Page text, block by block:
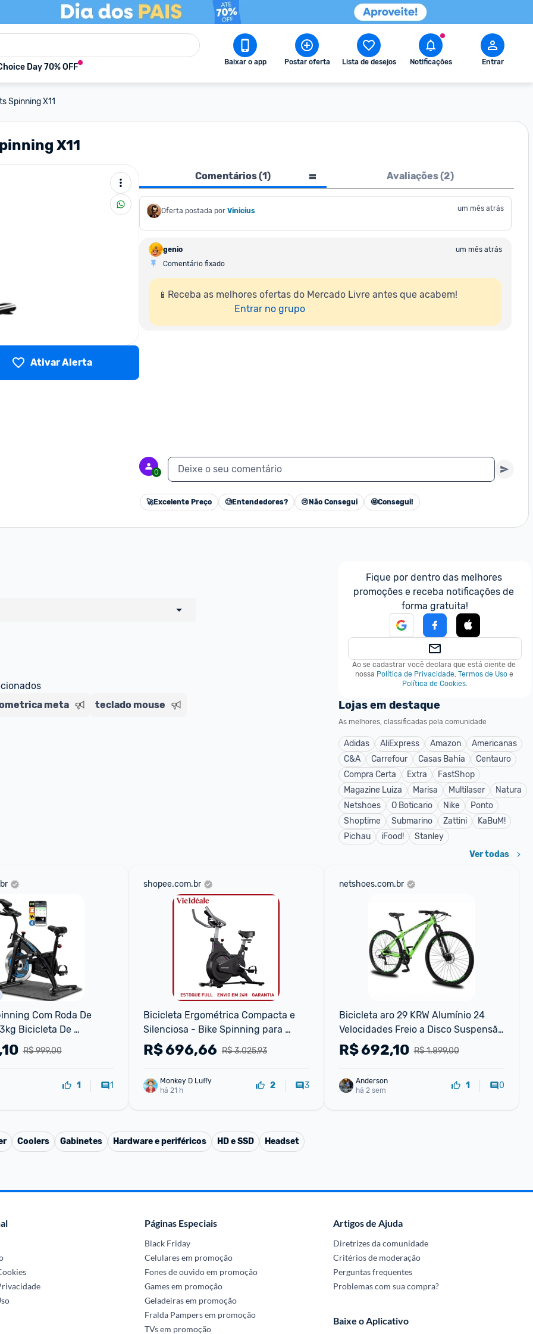
Day 70% OFF Baixar o app Postar oferta Lista de desejos Notificações Entrar
Spinning X11
X11
Ativar Alerta
Comentários (1) Avaliações (2)
Oferta postada por Vinicius um mês atrás
genio
um mês atrás
Comentário fixado
📱Receba as melhores ofertas do Mercado Livre antes que acabem!
Entrar no grupo
0 Deixe o seu comentário
🚀Excelente Preço 🧐Entendedores? 😢 Não Consegui 🤩Consegui!
um marketplace, nós indicamos no
sinalizamos através da tag
meta teclado mouse
Fique por dentro das melhores
promoções e receba notificações de
forma gratuita!
Ao se cadastrar você declara que está ciente de
nossa Política de Privacidade, Termos de Uso e
Política de Cookies.
Lojas em destaque
As melhores, classificadas pela comunidade
Adidas AliExpress Amazon
Americanas
C&A
Carrefour Casas Bahia
Centauro
Compra Certa
Extra
FastShop
Magazine Luiza
Marisa Multilaser
Natura
Netshoes
O Boticario Nike
Ponto
Shoptime
Submarino Zattini
KaBuM!
Pichau
iFood! Stanley
Ver todas
Com Roda De
Bicicleta De
Bicicleta De
Para Fitness Suporta
Ca
R$ 999,00
1 1
shopee.com.br
Bicicleta Ergométrica Compacta e
Silenciosa - Bike Spinning para
Apartamento 150kg
R$ 3.025,93
R$696,66
Monkey D Luffy
há 21 h
2 3
netshoes.com.br
Bicicleta aro 29 KRW Alumínio 24
Velocidades Freio a Disco Suspensão
dianteira Mountain Bike KR1
R$ 1.899,00
R$692,10
Anderson
há 2 sem
1 0
Coolers Gabinetes Hardware e periféricos HD e SSD Headset
Páginas Especiais
Black Friday
Celulares em promoção
Fones de ouvido em promoção
Games em promoção
Geladeiras em promoção
Fralda Pampers em promoção
TVs em promoção
Artigos de Ajuda
Diretrizes da comunidade
Critérios de moderação
Perguntas frequentes
Problemas com sua compra?
Baixe o Aplicativo